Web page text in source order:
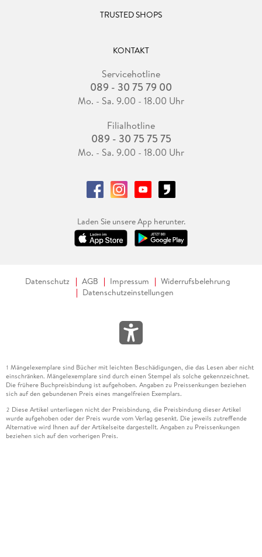
TRUSTED SHOPS
KONTAKT
Servicehotline
089 - 30 75 79 00
Mo. - Sa. 9.00 - 18.00 Uhr
Filialhotline
089 - 30 75 75 75
Mo. - Sa. 9.00 - 18.00 Uhr
Laden Sie unsere App herunter.
Datenschutz AGB Impressum
Widerrufsbelehrung
Datenschutzeinstellungen
1 Mängelexemplare sind Bücher mit leichten Beschädigungen, die das Lesen aber nicht
einschränken. Mängelexemplare sind durch einen Stempel als solche gekennzeichnet.
Die frühere Buchpreisbindung ist aufgehoben. Angaben zu Preissenkungen beziehen
sich auf den gebundenen Preis eines mangelfreien Exemplars.
2 Diese Artikel unterliegen nicht der Preisbindung, die Preisbindung dieser Artikel
wurde aufgehoben oder der Preis wurde vom Verlag gesenkt. Die jeweils zutreffende
Alternative wird Ihnen auf der Artikelseite dargestellt. Angaben zu Preissenkungen
beziehen sich auf den vorherigen Preis.